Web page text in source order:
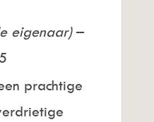
eigenaar) –
prachtige